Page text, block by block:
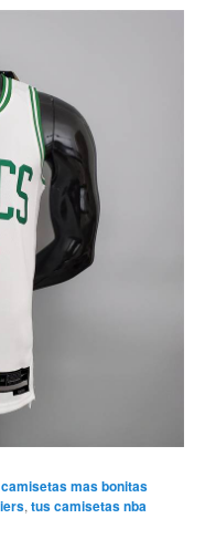
camisetas mas bonitas
,tus camisetas nba